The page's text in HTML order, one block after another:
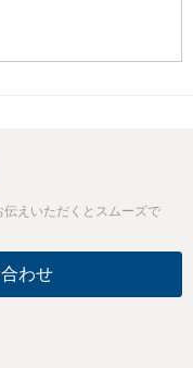
えいただくとスムーズで
わせ